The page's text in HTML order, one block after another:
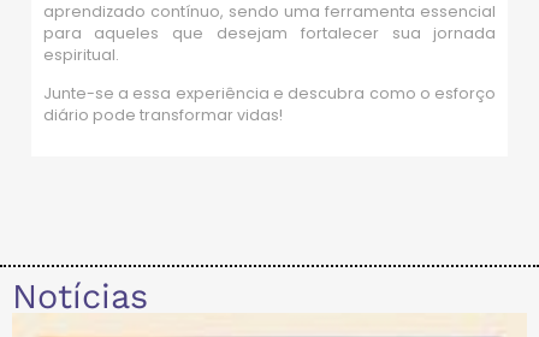
aprendizado contínuo, sendo uma ferramenta essencial
para aqueles que desejam fortalecer sua jornada
espiritual.
Junte-se a essa experiência e descubra como o esforço
diário pode transformar vidas!
Notícias